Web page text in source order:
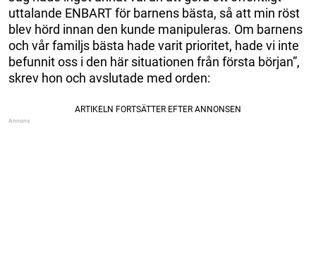
uttalande ENBART för barnens bästa, så att min röst
blev hörd innan den kunde manipuleras. Om barnens
och vår familjs bästa hade varit prioritet, hade vi inte
befunnit oss i den här situationen från första början”,
skrev hon och avslutade med orden: